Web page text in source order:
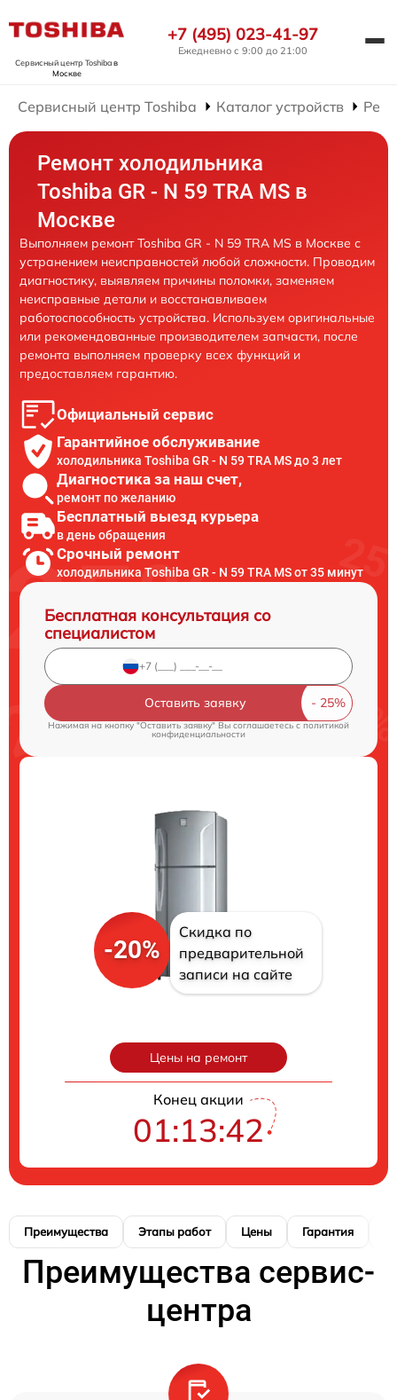
Сервисный центр Toshibaв
Москве
+7 (495) 023-41-97
Ежедневно с 9:00 до 21:00
Сервисный центр Toshiba Каталог устройств
Ремонт холодильника
Toshiba GR - N 59 TRA MS в
Москве
Выполняем ремонт Toshiba GR - N 59 TRA MS в Москве с
устранением неисправностей любой сложности. Проводим
диагностику, выявляем причины поломки, заменяем
неисправные детали и восстанавливаем
работоспособность устройства. Используем оригинальные
или рекомендованные производителем запчасти, после
ремонта выполняем проверку всех функций и
предоставляем гарантию.
Официальный сервис
Гарантийное обслуживание
холодильника Toshiba GR - N 59 TRA MS до 3 лет
Диагностика за наш счет,
ремонт по желанию
Бесплатный выезд курьера
в день обращения
Срочный ремонт
холодильника Toshiba GR - N 59 TRA MS от 35 минут
Бесплатная консультация со
специалистом
Оставить заявку
Нажимая на кнопку "Оставить заявку" Вы соглашаетесь cполитикой
конфиденциальности
-20%
Скидка по
предварительной
записи на сайте
Цены на ремонт
Конец акции
01:13:40
Преимущества Этапы работ Цены Гарантия
Преимущества сервис-
центра